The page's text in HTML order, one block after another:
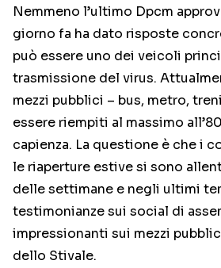
Nemmeno l’ultimo Dpcm
giorno fa ha dato risposte
può essere uno dei veicoli
trasmissione del virus.
mezzi pubblici – bus, metro,
essere riempiti al massimo
capienza. La questione è che i
le riaperture estive si sono
delle settimane e negli ultimi
testimonianze sui social di
impressionanti sui mezzi
dello Stivale.